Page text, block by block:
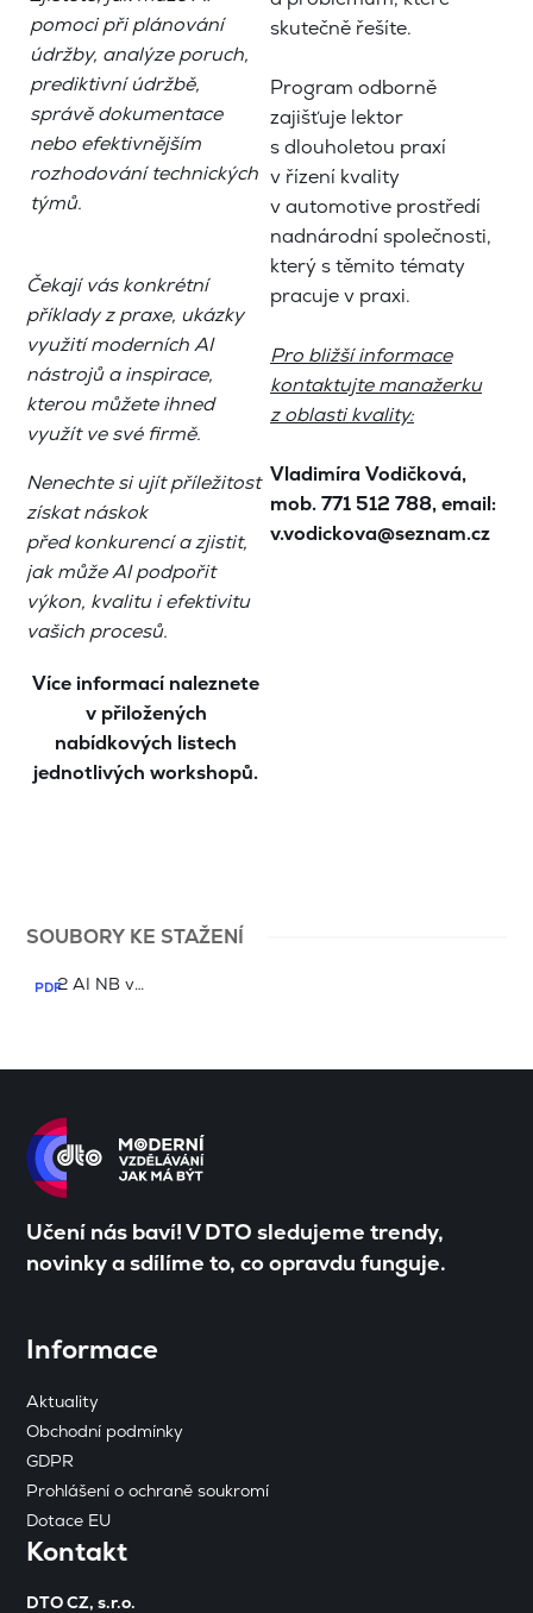
pomoci při plánování
údržby, analýze poruch,
prediktivní údržbě,
správě dokumentace
nebo efektivnějším
rozhodování technických
týmů.
Čekají vás konkrétní
příklady z praxe, ukázky
využití moderních AI
nástrojů a inspirace,
kterou můžete ihned
využít ve své firmě.
Nenechte si ujít příležitost
získat náskok
před konkurencí a zjistit,
jak může AI podpořit
výkon, kvalitu i efektivitu
vašich procesů.
Více informací naleznete
v přiložených
nabídkových listech
jednotlivých workshopů.
skutečně řešíte.
Program odborně
zajišťuje lektor
s dlouholetou praxí
v řízení kvality
v automotive prostředí
nadnárodní společnosti,
který s těmito tématy
pracuje v praxi.
Pro bližší informace
kontaktujte manažerku
z oblasti kvality:
Vladimíra Vodičková,
mob. 771 512 788, email:
v.vodickova@seznam.cz
SOUBORY KE STAŽENÍ
2 AI NB v
Učení nás baví! V DTO sledujeme trendy,
novinky a sdílíme to, co opravdu funguje.
Informace
Aktuality
Obchodní podmínky
GDPR
Prohlášení o ochraně soukromí
Dotace EU
Kontakt
DTO CZ, s.r.o.